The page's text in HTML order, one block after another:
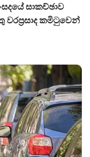
සාකච්ඡාව
වරප්‍රසාද කමිටුවෙන්